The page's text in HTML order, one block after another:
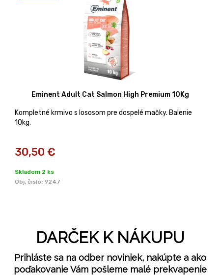
Eminent Adult Cat Salmon High Premium 10Kg
Kompletné krmivo s lososom pre dospelé mačky. Balenie
10kg.
30,50 €
Skladom 2 ks
Obj. čislo: 9247
DARČEK K NÁKUPU
Prihláste sa na odber noviniek, nakúpte a ako
poďakovanie Vám pošleme malé prekvapenie